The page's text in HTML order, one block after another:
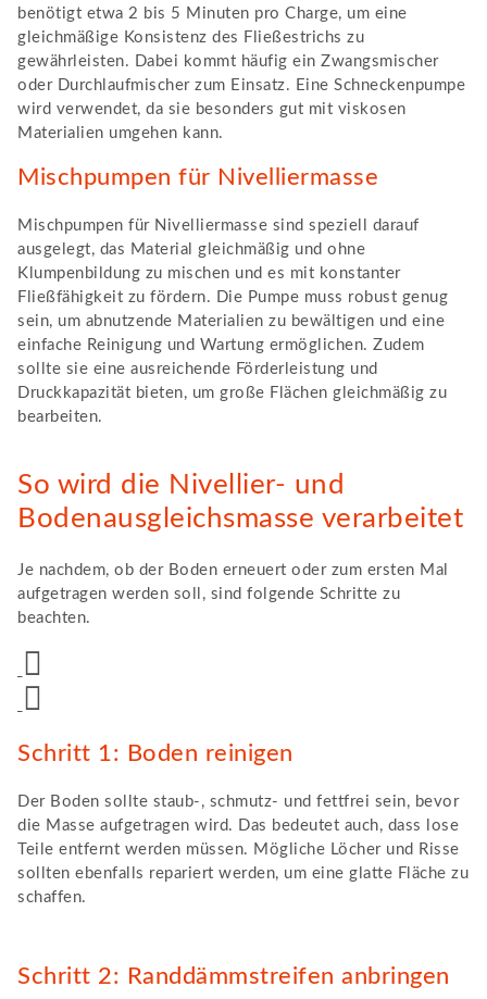
benötigt etwa 2 bis 5 Minuten pro Charge, um eine
gleichmäßige Konsistenz des Fließestrichs zu
gewährleisten. Dabei kommt häufig ein Zwangsmischer
oder Durchlaufmischer zum Einsatz. Eine Schneckenpumpe
wird verwendet, da sie besonders gut mit viskosen
Materialien umgehen kann.
Mischpumpen für Nivelliermasse
Mischpumpen für Nivelliermasse sind speziell darauf
ausgelegt, das Material gleichmäßig und ohne
Klumpenbildung zu mischen und es mit konstanter
Fließfähigkeit zu fördern. Die Pumpe muss robust genug
sein, um abnutzende Materialien zu bewältigen und eine
einfache Reinigung und Wartung ermöglichen. Zudem
sollte sie eine ausreichende Förderleistung und
Druckkapazität bieten, um große Flächen gleichmäßig zu
bearbeiten.
So wird die Nivellier- und
Bodenausgleichsmasse verarbeitet
Je nachdem, ob der Boden erneuert oder zum ersten Mal
aufgetragen werden soll, sind folgende Schritte zu
beachten.
Schritt 1: Boden reinigen
Der Boden sollte staub-, schmutz- und fettfrei sein, bevor
die Masse aufgetragen wird. Das bedeutet auch, dass lose
Teile entfernt werden müssen. Mögliche Löcher und Risse
sollten ebenfalls repariert werden, um eine glatte Fläche zu
schaffen.
Schritt 2: Randdämmstreifen anbringen